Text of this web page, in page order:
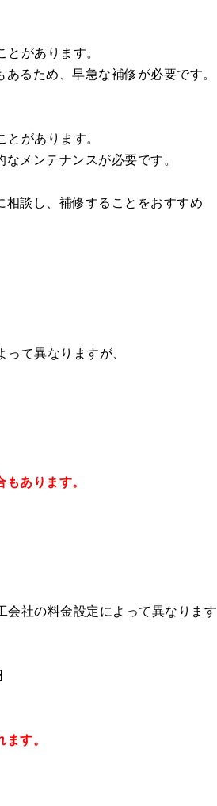
があります。
るため、早急な補修が必要です。
があります。
メンテナンスが必要です。
談し、補修することをおすすめ
て異なりますが、
あります。
社の料金設定によって異なります
す。